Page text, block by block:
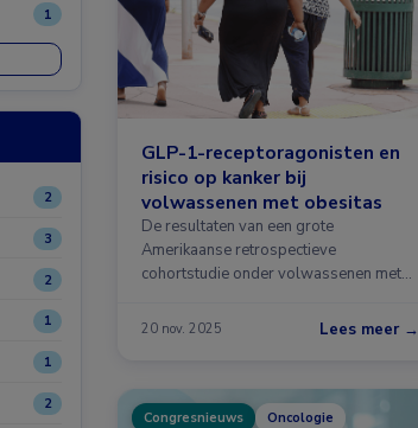
1
2
3
2
1
1
2
GLP-1-receptoragonisten en
risico op kanker bij
volwassenen met obesitas
De resultaten van een grote
Amerikaanse retrospectieve
cohortstudie onder volwassenen met
20 nov. 2025 Lees meer →
Congresnieuws Oncologie